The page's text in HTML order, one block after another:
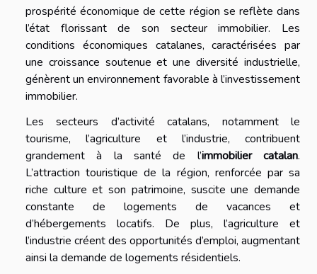
prospérité économique de cette région se reflète dans
l’état florissant de son secteur immobilier. Les
conditions économiques catalanes, caractérisées par
une croissance soutenue et une diversité industrielle,
génèrent un environnement favorable à l’investissement
immobilier.
Les secteurs d’activité catalans, notamment le
tourisme, l’agriculture et l’industrie, contribuent
grandement à la santé de l’immobilier catalan.
L’attraction touristique de la région, renforcée par sa
riche culture et son patrimoine, suscite une demande
constante de logements de vacances et
d’hébergements locatifs. De plus, l’agriculture et
l’industrie créent des opportunités d’emploi, augmentant
ainsi la demande de logements résidentiels.